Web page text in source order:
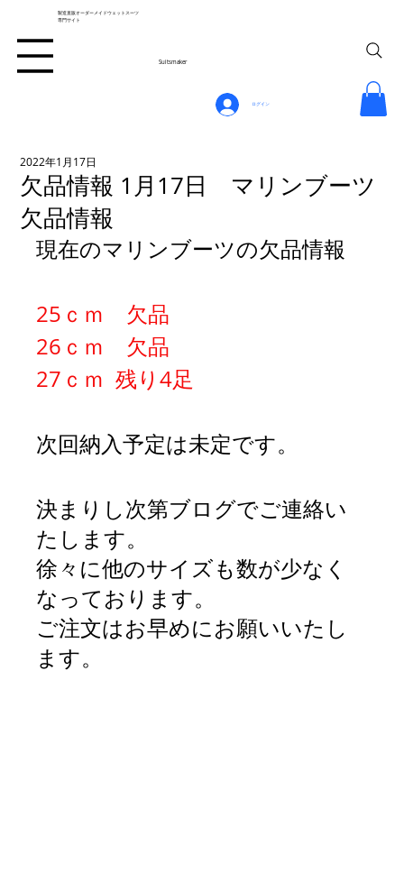
Suitsmaker
製造直販オーダーメイドウェットスーツ
専門サイト
ログイン
欠品情報 1月17日 マリンブーツ
欠品情報
2022年1月17日
現在のマリンブーツの欠品情報
25ｃｍ　欠品
26ｃｍ　欠品
27ｃｍ  残り4足
次回納入予定は未定です。
決まりし次第ブログでご連絡い
たします。
徐々に他のサイズも数が少なく
なっております。
ご注文はお早めにお願いいたし
ます。